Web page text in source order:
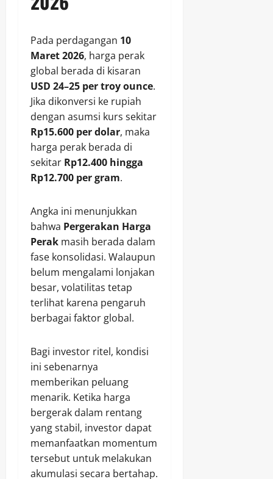
Pada perdagangan 10
Maret 2026, harga perak
global berada di kisaran
USD 24–25 per troy ounce.
Jika dikonversi ke rupiah
dengan asumsi kurs sekitar
Rp15.600 per dolar, maka
harga perak berada di
sekitar Rp12.400 hingga
Rp12.700 per gram.
Angka ini menunjukkan
bahwa Pergerakan Harga
Perak masih berada dalam
fase konsolidasi. Walaupun
belum mengalami lonjakan
besar, volatilitas tetap
terlihat karena pengaruh
berbagai faktor global.
Bagi investor ritel, kondisi
ini sebenarnya
memberikan peluang
menarik. Ketika harga
bergerak dalam rentang
yang stabil, investor dapat
memanfaatkan momentum
tersebut untuk melakukan
akumulasi secara bertahap.